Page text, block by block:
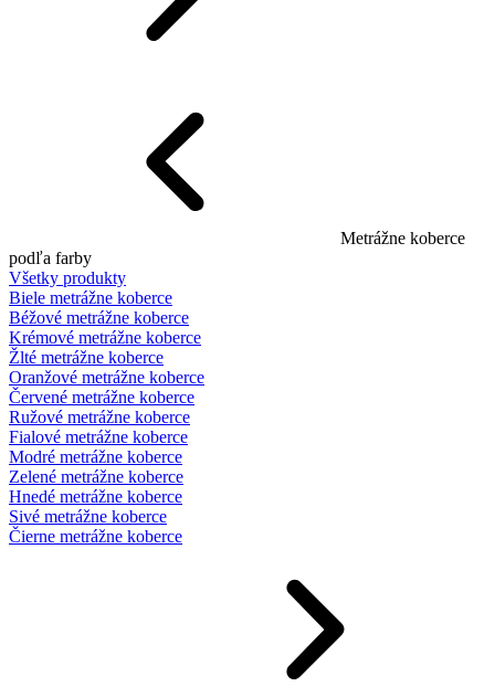
Metrážne koberce
podľa farby
Všetky produkty
Biele metrážne koberce
Béžové metrážne koberce
Krémové metrážne koberce
Žlté metrážne koberce
Oranžové metrážne koberce
Červené metrážne koberce
Ružové metrážne koberce
Fialové metrážne koberce
Modré metrážne koberce
Zelené metrážne koberce
Hnedé metrážne koberce
Sivé metrážne koberce
Čierne metrážne koberce